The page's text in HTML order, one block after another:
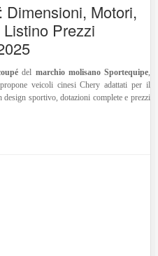
Dimensioni, Motori,
Prezzi
del marchio molisano Sportequipe,
veicoli cinesi Chery adattati per il
sportivo, dotazioni complete e prezzi